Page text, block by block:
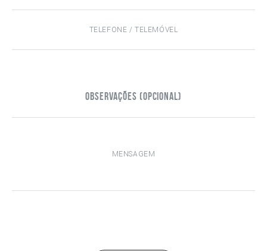
Observações (opcional)